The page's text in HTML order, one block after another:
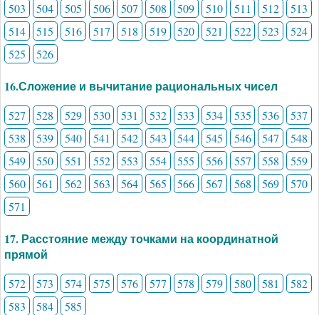
503
504 505 506 507 508 509 510 511 512
513
514
515 516 517 518 519 520 521 522 523
524
525
526
16.Сложение и вычитание рациональных чисел
527 528 529 530 531 532 533 534 535 536
537
538
539 540 541 542 543 544 545 546 547
548
549
550 551 552 553 554 555 556 557 558
559
560
561 562 563 564 565 566 567 568 569
570
571
17. Расстояние между точками на координатной
прямой
572 573 574 575 576 577 578 579 580 581
582
583
584 585